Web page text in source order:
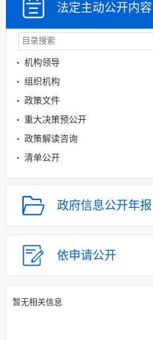
法定主动公开内容
机构领导
组织机构
政策文件
重大决策预公开
政策解读咨询
清单公开
行政权力运行
财政信息
基层重点领域信息公开
规划信息
建议提案办理
政府信息公开年报
依申请公开
暂无相关信息